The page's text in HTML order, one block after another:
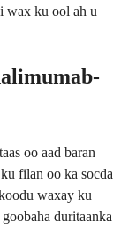
wax ku ool ah u
oo aad baran
filan oo ka socda
waxay ku
duritaanka